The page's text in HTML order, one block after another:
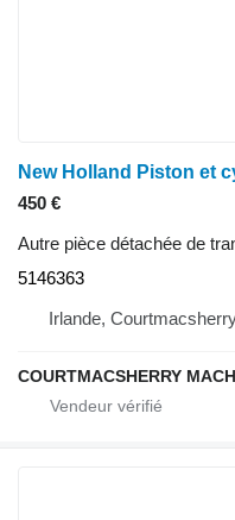
450 €
Autre pièce détachée de
5146363
Irlande,
COURTMACSHERRY